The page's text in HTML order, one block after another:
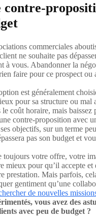
contre-
commerciales
ne souhaite pas
à vous. Abandonner la
faire pour ce prospect
est généralement
pour sa structure ou mal
coût horaire, mais baissez
contre-proposition avec
objectifs, sur un terme
pas son budget et
toujours votre offre, votre
mieux pour qu’il accepte et
prestation. Mais parfois,
gentiment qu’une
de nouvelles
vous avez des
avec peu de budget ?